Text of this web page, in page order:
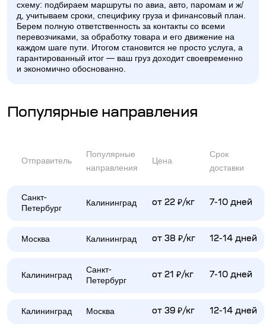
схему: подбираем маршруты по авиа, авто, паромам и ж/
д, учитываем сроки, специфику груза и финансовый план.
Берем полную ответственность за контакты со всеми
перевозчиками, за обработку товара и его движение на
каждом шаге пути. Итогом становится не просто услуга, а
гарантированный итог — ваш груз доходит своевременно
и экономично обоснованно.
Популярные направления
Отправитель
Популярные
направления
Цена
Срок
доставки
Санкт-
Петербург
Калининград от 22 ₽/кг 7-10 дней
Москва Калининград от 38 ₽/кг 12-14 дней
Калининград
Санкт-
Петербург
от 21 ₽/кг 7-10 дней
Калининград Москва от 39 ₽/кг 12-14 дней